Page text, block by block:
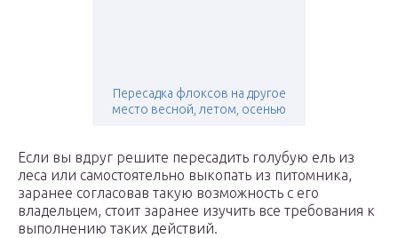
Пересадка флоксов на другое
место весной, летом, осенью
Если вы вдруг решите пересадить голубую ель из
леса или самостоятельно выкопать из питомника,
заранее согласовав такую возможность с его
владельцем, стоит заранее изучить все требования к
выполнению таких действий.